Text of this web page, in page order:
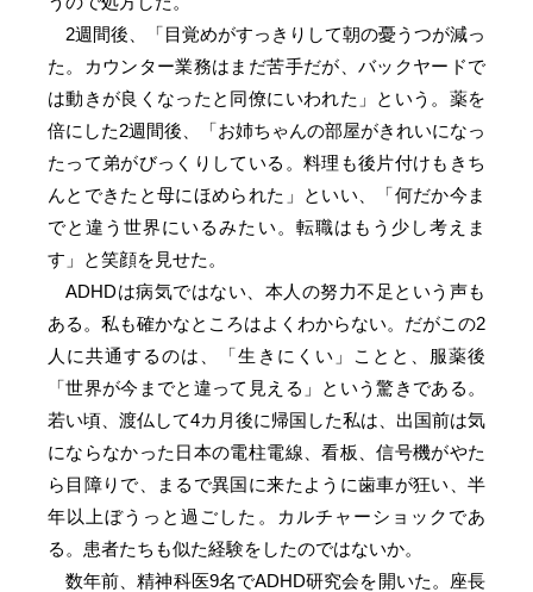
2週間後、「目覚めがすっきりして朝の憂うつが減っ
た。カウンター業務はまだ苦手だが、バックヤードで
は動きが良くなったと同僚にいわれた」という。薬を
倍にした2週間後、「お姉ちゃんの部屋がきれいになっ
たって弟がびっくりしている。料理も後片付けもきち
んとできたと母にほめられた」といい、「何だか今ま
でと違う世界にいるみたい。転職はもう少し考えま
す」と笑顔を見せた。
ADHDは病気ではない、本人の努力不足という声も
ある。私も確かなところはよくわからない。だがこの2
人に共通するのは、「生きにくい」ことと、服薬後
「世界が今までと違って見える」という驚きである。
若い頃、渡仏して4カ月後に帰国した私は、出国前は気
にならなかった日本の電柱電線、看板、信号機がやた
ら目障りで、まるで異国に来たように歯車が狂い、半
年以上ぼうっと過ごした。カルチャーショックであ
る。患者たちも似た経験をしたのではないか。
数年前、精神科医9名でADHD研究会を開いた。座長